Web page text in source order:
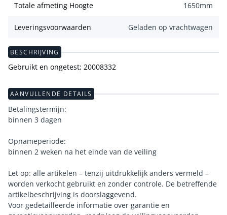
Totale afmeting Hoogte 1650mm
Leveringsvoorwaarden Geladen op vrachtwagen
BESCHRIJVING
Gebruikt en ongetest; 20008332
AANVULLENDE DETAILS
Betalingstermijn:
binnen 3 dagen
Opnameperiode:
binnen 2 weken na het einde van de veiling
Let op: alle artikelen – tenzij uitdrukkelijk anders vermeld –
worden verkocht gebruikt en zonder controle. De betreffende
artikelbeschrijving is doorslaggevend.
Voor gedetailleerde informatie over garantie en